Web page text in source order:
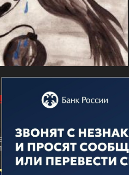
ко дню ВМФ
флота
над иноземными
истории
очень много для его